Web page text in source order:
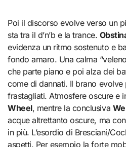
Poi il discorso evolve verso un
sta tra il d’n’b e la trance.
evidenza un ritmo sostenuto e
fondo amaro. Una calma
che parte piano e poi alza dei
come di dannati. Il brano
frastagliati. Atmosfere oscure e
Wheel, mentre la conclusiva
acque altrettanto oscure, ma
in più. L’esordio di Bresciani/
aspetti. Per esempio la forte